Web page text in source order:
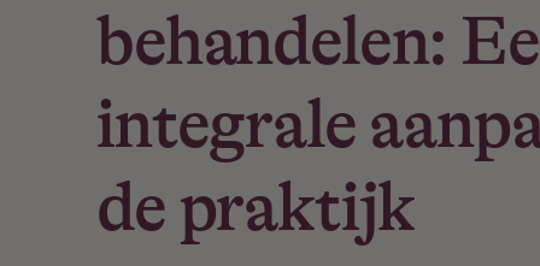
behandelen:
integrale
de praktijk